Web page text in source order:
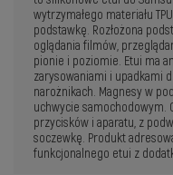
wytrzymałego materiału
podstawkę. Rozłożona
oglądania filmów,
pionie i poziomie. Etui ma
zarysowaniami i upadkami
narożnikach. Magnesy w
uchwycie samochodowym.
przycisków i aparatu, z
soczewkę. Produkt
funkcjonalnego etui z